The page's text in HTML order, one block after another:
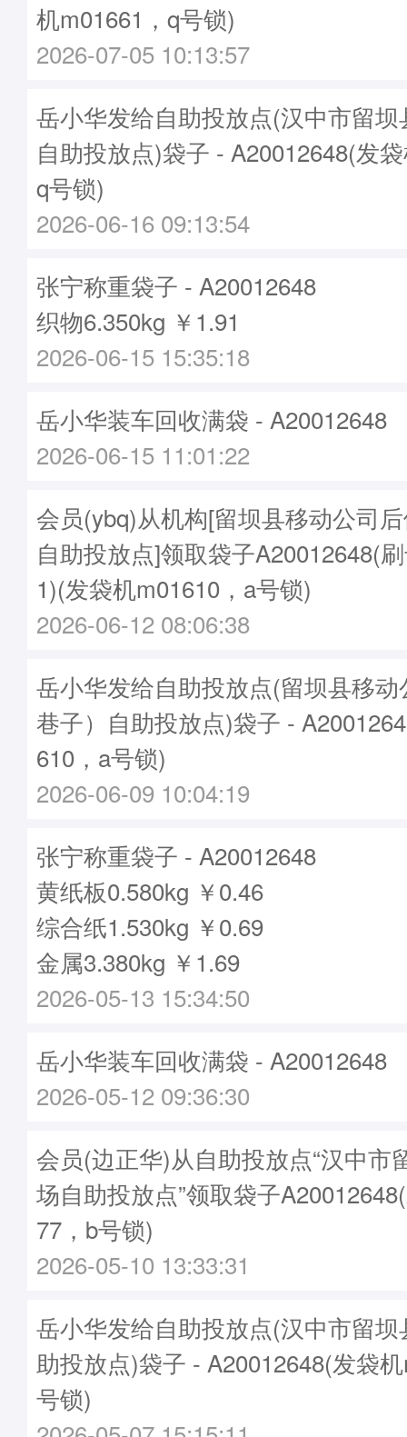
机m01661，q号锁)
2026-07-05 10:13:57
岳小华发给自助投放点(汉中市留
自助投放点)袋子 - A20012648(发
q号锁)
2026-06-16 09:13:54
张宁称重袋子 - A20012648
织物6.350kg ￥1.91
2026-06-15 15:35:18
岳小华装车回收满袋 - A20012648
2026-06-15 11:01:22
会员(ybq)从机构[留坝县移动公司
自助投放点]领取袋子A20012648(
1)(发袋机m01610，a号锁)
2026-06-12 08:06:38
岳小华发给自助投放点(留坝县移
巷子）自助投放点)袋子 -
610，a号锁)
2026-06-09 10:04:19
张宁称重袋子 - A20012648
黄纸板0.580kg ￥0.46
综合纸1.530kg ￥0.69
金属3.380kg ￥1.69
2026-05-13 15:34:50
岳小华装车回收满袋 - A20012648
2026-05-12 09:36:30
会员(边正华)从自助投放点“汉中市
场自助投放点”领取袋子
77，b号锁)
2026-05-10 13:33:31
岳小华发给自助投放点(汉中市留
助投放点)袋子 - A20012648(发袋
号锁)